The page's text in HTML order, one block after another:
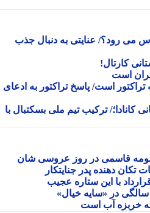
رود؟/ عنایتی به دنبال جذب
است
است/ پاسخ تراکتور به ادعای
ترکیب تیم ملی بسکتبال با
قاسمی در روز عروسی شان
دهنده پدر جنایتکار
با این ستاره عجیب
آب است